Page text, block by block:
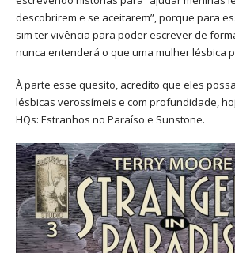
descobrirem e se aceitarem”, porque para
sim ter vivência para poder escrever de
nunca entenderá o que uma mulher lésbica
À parte esse quesito, acredito que eles
lésbicas verossímeis e com profundidade,
HQs: Estranhos no Paraíso e Sunstone.